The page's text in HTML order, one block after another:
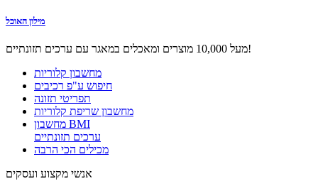
מילון האוכל
מעל 10,000 מוצרים ומאכלים במאגר עם ערכים תזונתיים!
מחשבון קלוריות
חיפוש ע"פ רכיבים
תפריטי תזונה
מחשבון שריפת קלוריות
מחשבון BMI
ערכים תזונתיים
מכילים הכי הרבה
אנשי מקצוע ועסקים